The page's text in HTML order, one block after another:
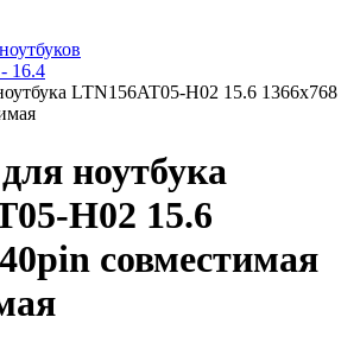
16.4
LTN156AT05-H02 15.6 1366x768
ноутбука
H02 15.6
совместимая